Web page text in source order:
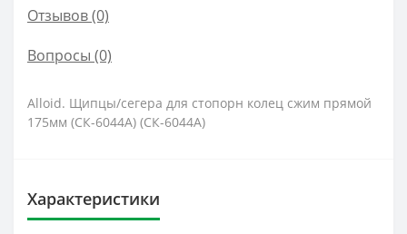
Отзывов (0)
Вопросы (0)
Alloid. Щипцы/сегера для стопорн колец сжим прямой
175мм (СК-6044А) (СК-6044А)
Характеристики